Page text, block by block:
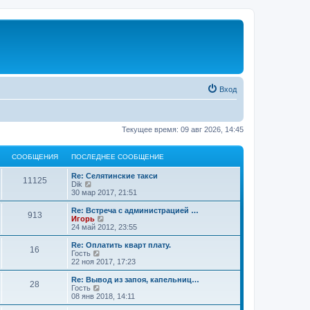
Вход
Текущее время: 09 авг 2026, 14:45
СООБЩЕНИЯ ПОСЛЕДНЕЕ СООБЩЕНИЕ
11125
Re: Селятинские такси
Dik
е
р
е
т
п
о
с
е
д
н
е
30 мар 2017, 21:51
913
Re: Встреча с администрацией …
Игорь
е
р
е
т
п
о
с
24 май 2012, 23:55
16
Re: Оплатить кварт плату.
Гость
е
р
е
т
22 ноя 2017, 17:23
28
Re: Вывод из запоя, капельниц…
Гость
е
р
08 янв 2018, 14:11